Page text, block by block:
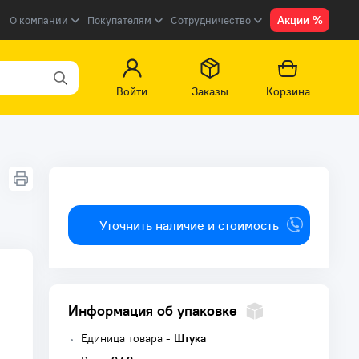
О компании Покупателям Сотрудничество Акции %
Войти
Заказы Корзина
Уточнить наличие и стоимость
Информация об упаковке
Единица товара - Штука